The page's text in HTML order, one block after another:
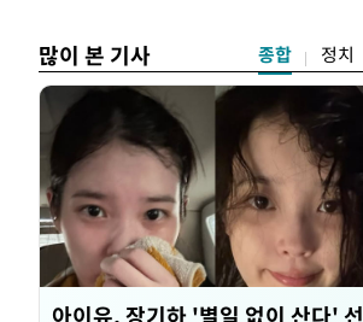
많이 본 기사 종합 정치
아이유, 장기하 '별일 없이 산다' 선